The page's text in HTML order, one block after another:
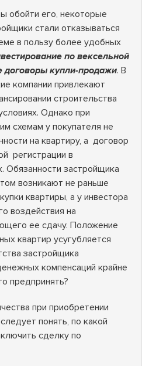
обойти его, некоторые
стали отказываться
в пользу более удобных
по вексельной
договоры купли-продажи. В
компании привлекают
строительства
Однако при
схемам у покупателя не
на квартиру, а договор
регистрации в
Обязанности застройщика
возникают не раньше
квартиры, а у инвестора
воздействия на
ее сдачу. Положение
квартир усугубляется
застройщика
компенсаций крайне
предпринять?
при приобретении
понять, по какой
сделку по